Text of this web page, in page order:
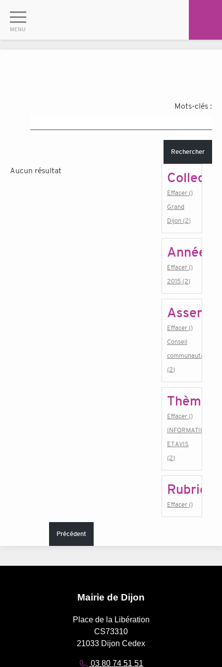
Mots-clés :
Rechercher
Aucun résultat
Effacer ()
Grand
Dijon (2)
Année
Effacer ()
2015 (2)
Effacer ()
Conseil
communautaire
(2)
Thème
Effacer ()
INFORMATIONS
ET AVIS
(2)
Rubrique
Effacer ()
Précédent
Mairie de Dijon
Place de la Libération
CS73310
21033 Dijon Cedex
03 80 74 51 51